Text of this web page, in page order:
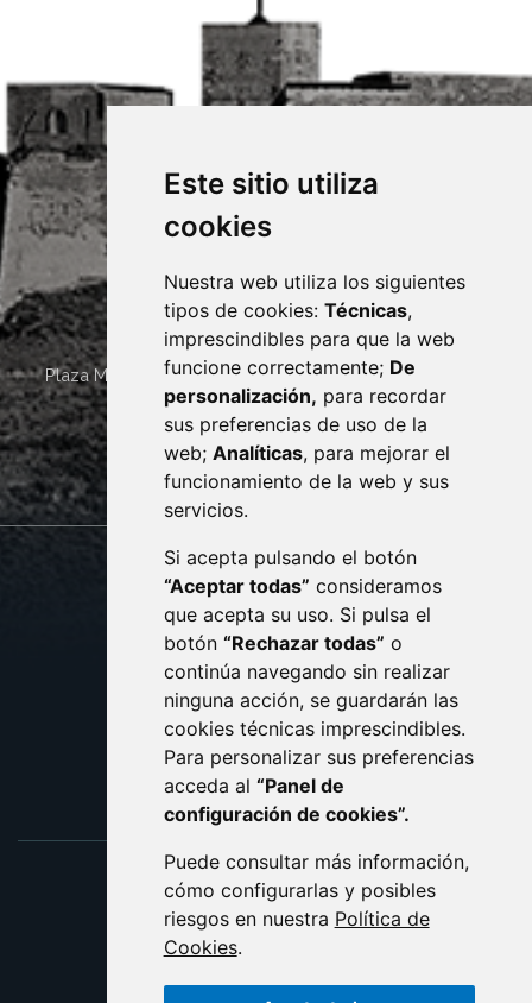
Este sitio utiliza
cookies
Nuestra web utiliza los siguientes
tipos de cookies: Técnicas,
imprescindibles para que la web
funcione correctamente; De
personalización, para recordar
sus preferencias de uso de la
web; Analíticas, para mejorar el
funcionamiento de la web y sus
servicios.
Si acepta pulsando el botón
“Aceptar todas” consideramos
que acepta su uso. Si pulsa el
botón “Rechazar todas” o
continúa navegando sin realizar
ninguna acción, se guardarán las
cookies técnicas imprescindibles.
Para personalizar sus preferencias
acceda al “Panel de
configuración de cookies”.
Puede consultar más información,
cómo configurarlas y posibles
riesgos en nuestra Política de
Cookies.
Plaza Mayor 4 22400 MONZÓN - ARAGÓN (ESPAÑA)
· (34) 974 400 700 ·
sac@monzon.es
monzon.es
CONTACTO
AVISO LEGAL
PROTECCIÓN DE DATOS
POLÍTICA DE COOKIES
ACCESIBILIDAD
ENLACE EXTERNO AL